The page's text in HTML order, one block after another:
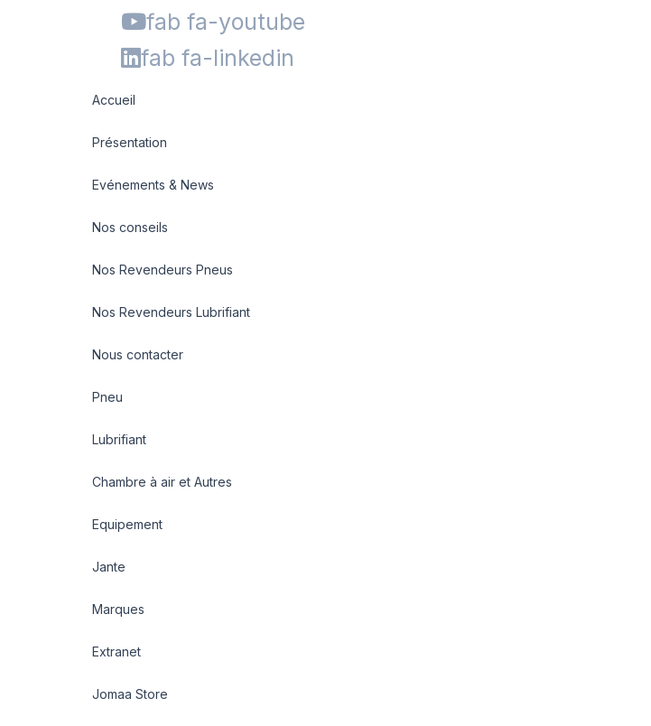
fab fa-youtube
fab fa-linkedin
Accueil
Présentation
Evénements & News
Nos conseils
Nos Revendeurs Pneus
Nos Revendeurs Lubrifiant
Nous contacter
Pneu
Lubrifiant
Chambre à air et Autres
Equipement
Jante
Marques
Extranet
Jomaa Store